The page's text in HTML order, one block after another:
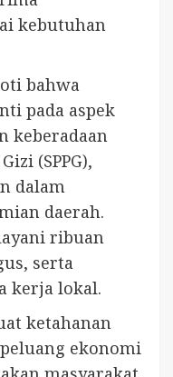
kebutuhan
bahwa
pada aspek
keberadaan
(SPPG),
dalam
daerah.
ribuan
serta
kerja lokal.
ketahanan
ekonomi